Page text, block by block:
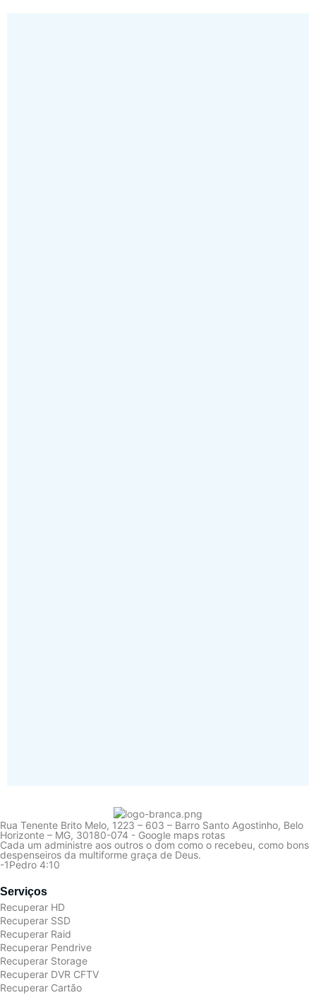
Rua Tenente Brito Melo, 1223 – 603 – Barro Santo Agostinho, Belo
Horizonte – MG, 30180-074 - Google maps rotas
Cada um administre aos outros o dom como o recebeu, como bons
despenseiros da multiforme graça de Deus.
-1Pedro 4:10
Serviços
Recuperar HD
Recuperar SSD
Recuperar Raid
Recuperar Pendrive
Recuperar Storage
Recuperar DVR CFTV
Recuperar Cartão